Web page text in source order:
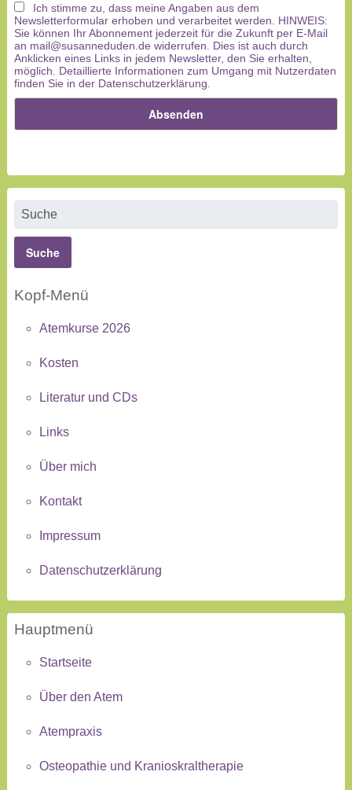
Ich stimme zu, dass meine Angaben aus dem
Newsletterformular erhoben und verarbeitet werden. HINWEIS:
Sie können Ihr Abonnement jederzeit für die Zukunft per E-Mail
an mail@susanneduden.de widerrufen. Dies ist auch durch
Anklicken eines Links in jedem Newsletter, den Sie erhalten,
möglich. Detaillierte Informationen zum Umgang mit Nutzerdaten
finden Sie in der Datenschutzerklärung.
Kopf-Menü
Atemkurse 2026
Kosten
Literatur und CDs
Links
Über mich
Kontakt
Impressum
Datenschutzerklärung
Hauptmenü
Startseite
Über den Atem
Atempraxis
Osteopathie und Kranioskraltherapie